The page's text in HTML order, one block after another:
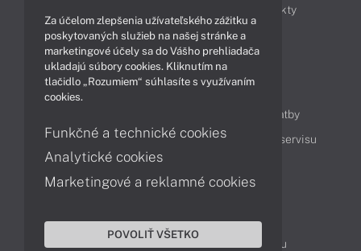
Produkty
Technológie
Videá
Obsah
Možnosti doručenia a platby
Podpora a servis
Servisné služby Cenník servisu
Kontakty
043 4224 771
Obchodné oddelenie
Reklamácia tovaru
Za účelom zlepšenia užívateľského zážitku a
poskytovaných služieb na našej stránke a
marketingové účely sa do Vášho prehliadača
ukladajú súbory cookies. Kliknutím na
tlačidlo „Rozumiem“ súhlasíte s využívaním
cookies.
Funkčné a technické cookies
Analytické cookies
Marketingové a reklamné cookies
POVOLIŤ VŠETKO